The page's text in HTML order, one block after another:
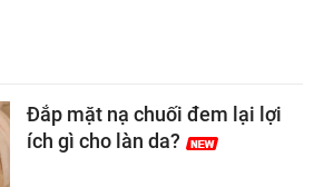
Đắp mặt nạ chuối đem lại lợi
ích gì cho làn da?